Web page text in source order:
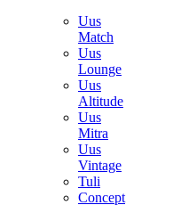
Uus
Match
Uus
Lounge
Uus
Altitude
Uus
Mitra
Uus
Vintage
Tuli
Concept